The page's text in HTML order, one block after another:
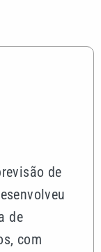
de
de
com